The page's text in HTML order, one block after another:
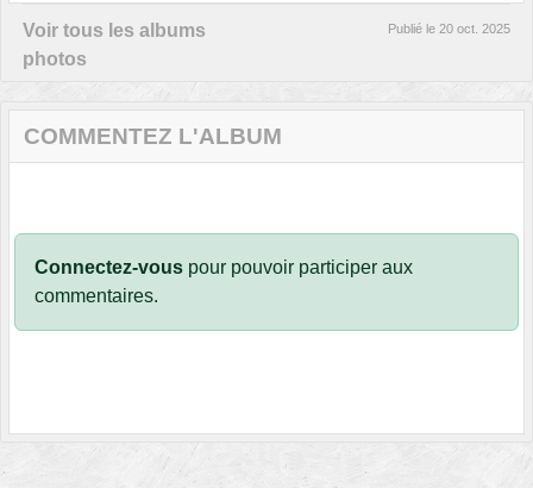
Voir tous les albums
photos
Publié le 20 oct. 2025
COMMENTEZ L'ALBUM
Connectez-vous pour pouvoir participer aux
commentaires.